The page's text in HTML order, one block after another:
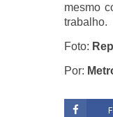
mesmo
trabalho.
Foto:
Por: